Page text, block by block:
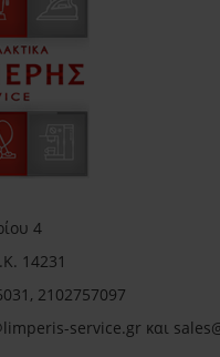
4
14231
2102757097
service.gr και